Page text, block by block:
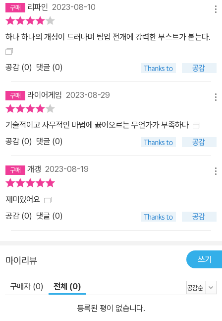
리파인 2023-08-10
하나 하나의 개성이 드러나며 팀업 전개에 강력한 부스트가 붙는다.
공감 (0) 댓글 (0)
라이어게임 2023-08-29
기술적이고 사무적인 마법에 끓어오르는 무언가가 부족하다
공감 (0) 댓글 (0)
개갱 2023-08-19
재미있어요
공감 (0) 댓글 (0)
마이리뷰 쓰기
구매자 (0) 전체 (0)
등록된 평이 없습니다.